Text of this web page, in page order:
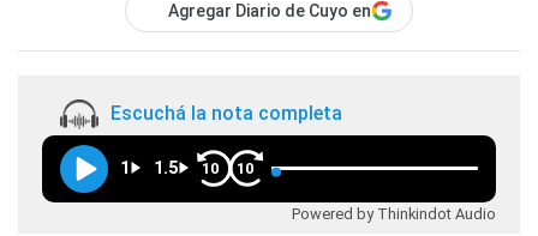
Agregar Diario de Cuyo en
Escuchá la nota completa
1 1.5 10 10
Powered by Thinkindot Audio